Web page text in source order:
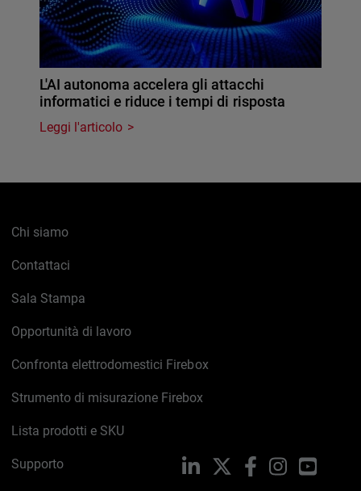
L'AI autonoma accelera gli attacchi
informatici e riduce i tempi di risposta
Leggi l'articolo
Chi siamo
Contattaci
Sala Stampa
Opportunità di lavoro
Confronta elettrodomestici Firebox
Strumento di misurazione Firebox
Lista prodotti e SKU
Supporto LinkedIn FacebookInstagram